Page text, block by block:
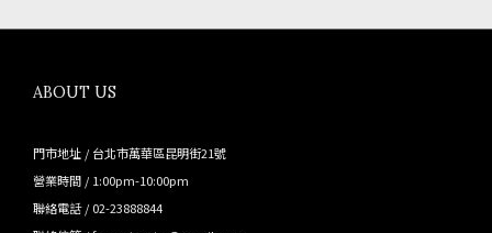
ABOUT US
門市地址 / 台北市萬華區昆明街21號
營業時間 / 1:00pm-10:00pm
聯絡電話 / 02-23888844